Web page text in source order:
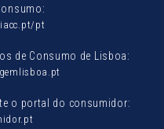
pt
de Consumo de Lisboa:
o portal do consumidor: